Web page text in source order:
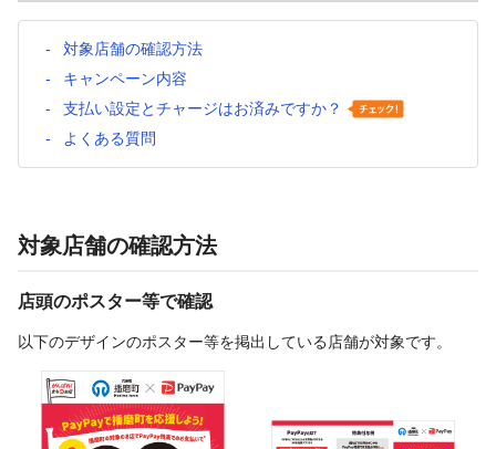
対象店舗の確認方法
キャンペーン内容
支払い設定とチャージはお済みですか？
よくある質問
対象店舗の確認方法
店頭のポスター等で確認
以下のデザインのポスター等を掲出している店舗が対象です。